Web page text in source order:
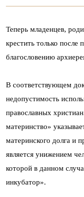
Теперь младенцев,
крестить только после
благословению
В соответствующем
недопустимость
православных
материнство»
материнского долга и
является унижением
которой в данном
инкубатор».